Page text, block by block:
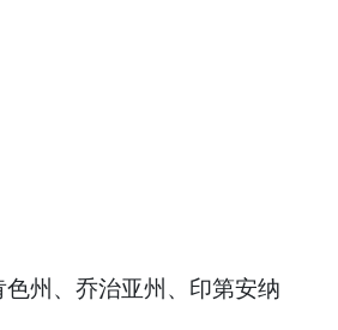
州、乔治亚州、印第安纳